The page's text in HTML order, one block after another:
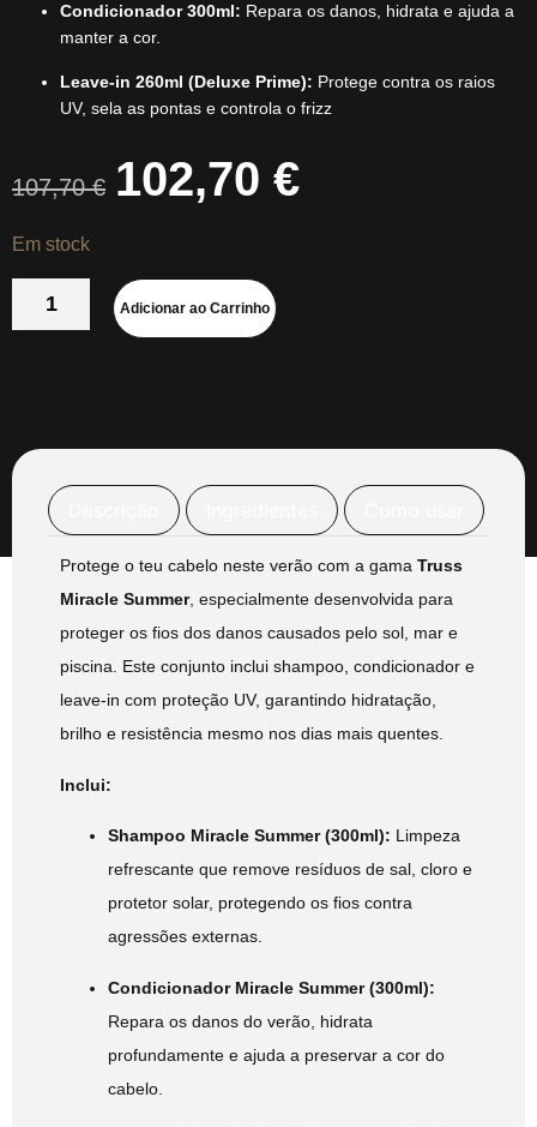
Condicionador 300ml: Repara os danos, hidrata e ajuda a
manter a cor.
Leave-in 260ml (Deluxe Prime): Protege contra os raios
UV, sela as pontas e controla o frizz
107,70€ 102,70 €
Em stock
Adicionar ao Carrinho
Protege o teu cabelo neste verão com a gama Truss
Miracle Summer, especialmente desenvolvida para
proteger os fios dos danos causados pelo sol, mar e
piscina. Este conjunto inclui shampoo, condicionador e
leave-in com proteção UV, garantindo hidratação,
brilho e resistência mesmo nos dias mais quentes.
Inclui:
Shampoo Miracle Summer (300ml): Limpeza
refrescante que remove resíduos de sal, cloro e
protetor solar, protegendo os fios contra
agressões externas.
Condicionador Miracle Summer (300ml):
Repara os danos do verão, hidrata
profundamente e ajuda a preservar a cor do
cabelo.